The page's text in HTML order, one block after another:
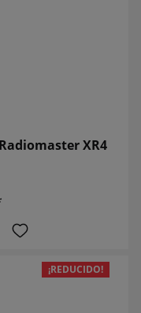
XR4
¡REDUCIDO!